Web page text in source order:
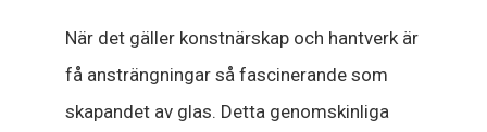
När det gäller konstnärskap och hantverk är
få ansträngningar så fascinerande som
skapandet av glas. Detta genomskinliga